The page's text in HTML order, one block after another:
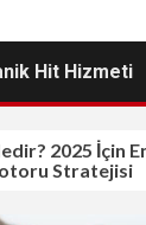
Hit Hizmeti
İçin En